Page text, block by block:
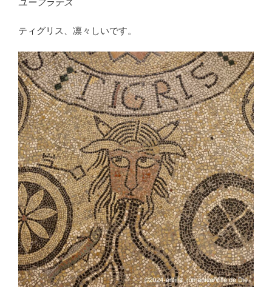
ユーフラテス
ティグリス、凛々しいです。